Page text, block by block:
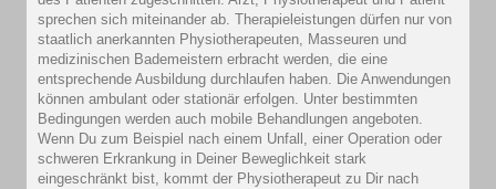
sprechen sich miteinander ab. Therapieleistungen dürfen nur von
staatlich anerkannten Physiotherapeuten, Masseuren und
medizinischen Bademeistern erbracht werden, die eine
entsprechende Ausbildung durchlaufen haben. Die Anwendungen
können ambulant oder stationär erfolgen. Unter bestimmten
Bedingungen werden auch mobile Behandlungen angeboten.
Wenn Du zum Beispiel nach einem Unfall, einer Operation oder
schweren Erkrankung in Deiner Beweglichkeit stark
eingeschränkt bist, kommt der Physiotherapeut zu Dir nach